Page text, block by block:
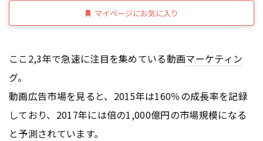
マイページにお気に入り
ここ2,3年で急速に注目を集めている動画マーケティン
グ。
動画広告市場を見ると、2015年は160％の成長率を記録
しており、2017年には倍の1,000億円の市場規模になる
と予測されています。